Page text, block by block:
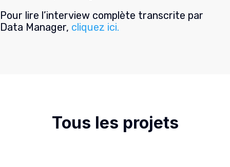
Pour lire l’interview complète transcrite par
Data Manager, cliquez ici.
Tous les projets